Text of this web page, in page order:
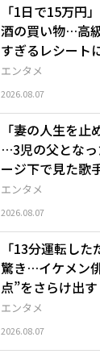
エンタメ
「1日で15万円
酒の買い物…高
すぎるレシート
2026.08.07
エンタメ
「妻の人生を止
…3児の父とな
ージ下で見た歌
2026.08.07
エンタメ
「13分運転し
驚き…イケメン
点”をさらけ出す
2026.08.07